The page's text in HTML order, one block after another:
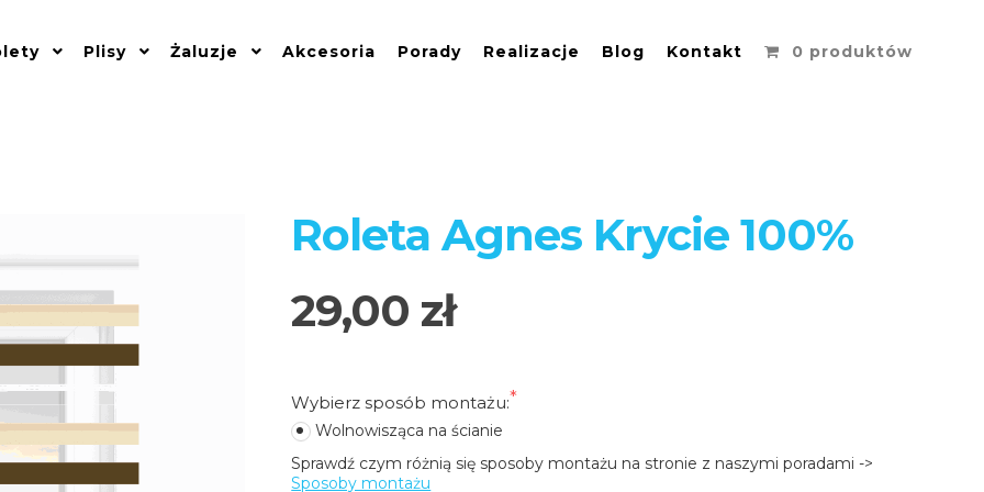
Plisy Żaluzje Akcesoria Porady Realizacje Blog Kontakt 0 produktów
Roleta Agnes Krycie 100%
29,00 zł
Wybierz sposób montażu:
Wolnowisząca na ścianie
Sposoby montażu